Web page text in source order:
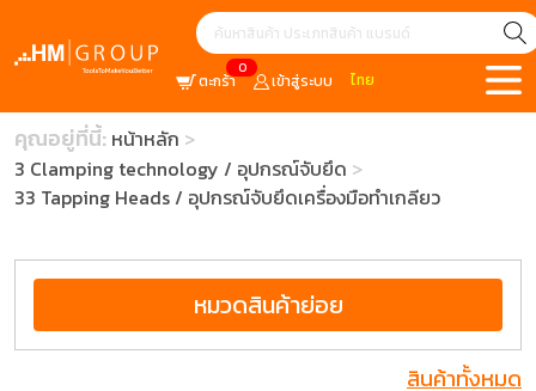
0
ตะกร้า เข้าสู่ระบบ ไทย
คุณอยู่ที่นี้: หน้าหลัก
3 Clamping technology / อุปกรณ์จับยึด
33 Tapping Heads / อุปกรณ์จับยึดเครื่องมือทำเกลียว
หมวดสินค้าย่อย
สินค้าทั้งหมด